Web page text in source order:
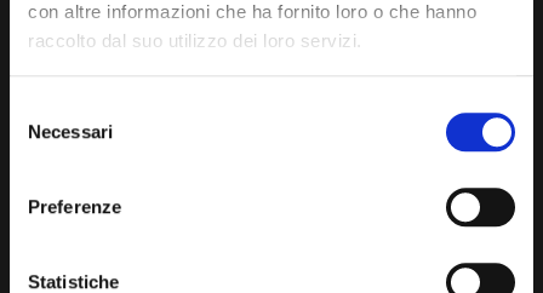
con altre informazioni che ha fornito loro o che hanno
raccolto dal suo utilizzo dei loro servizi.
delNecessari
Preferenze
Statistiche